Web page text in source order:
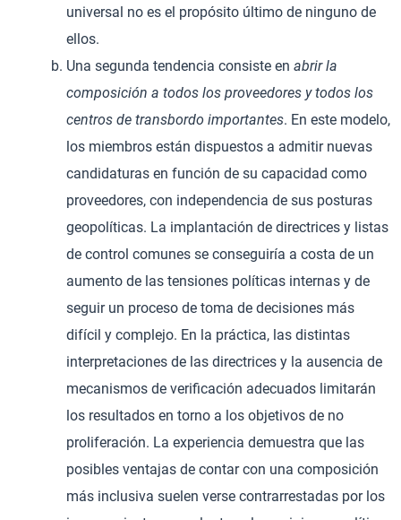
universal no es el propósito último de ninguno de
ellos.
Una segunda tendencia consiste en abrir la
composición a todos los proveedores y todos los
centros de transbordo importantes. En este modelo,
los miembros están dispuestos a admitir nuevas
candidaturas en función de su capacidad como
proveedores, con independencia de sus posturas
geopolíticas. La implantación de directrices y listas
de control comunes se conseguiría a costa de un
aumento de las tensiones políticas internas y de
seguir un proceso de toma de decisiones más
difícil y complejo. En la práctica, las distintas
interpretaciones de las directrices y la ausencia de
mecanismos de verificación adecuados limitarán
los resultados en torno a los objetivos de no
proliferación. La experiencia demuestra que las
posibles ventajas de contar con una composición
más inclusiva suelen verse contrarrestadas por los